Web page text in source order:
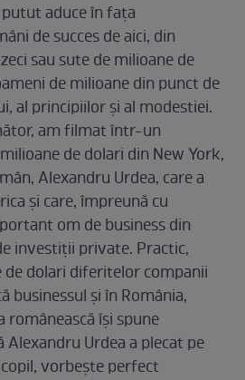
aduce în faţa
de succes de aici, din
sau sute de milioane de
de milioane din punct de
al principiilor şi al modestiei.
am filmat într-un
de dolari din New York,
Alexandru Urdea, care a
şi care, împreună cu
om de business din
investiţii private. Practic,
dolari diferitelor companii
businessul şi în România,
îşi spune
Alexandru Urdea a plecat pe
vorbeşte perfect